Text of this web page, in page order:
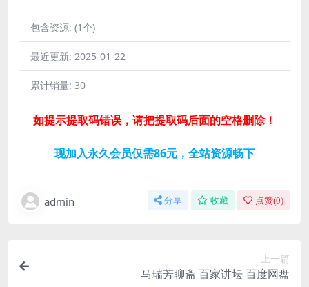
包含资源: (1个)
最近更新: 2025-01-22
累计销量: 30
如提示提取码错误，请把提取码后面的空格删除！
现加入永久会员仅需86元，全站资源畅下
admin 分享 收藏 点赞(0)
上一篇
马瑞芳聊斋 百家讲坛 百度网盘